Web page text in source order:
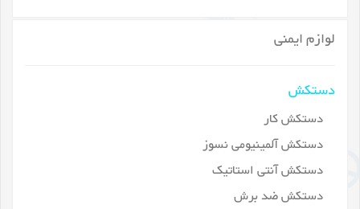
لوازم ایمنی
دستکش
دستکش کار
دستکش آلمینیومی نسوز
دستکش آنتی استاتیک
دستکش ضد برش